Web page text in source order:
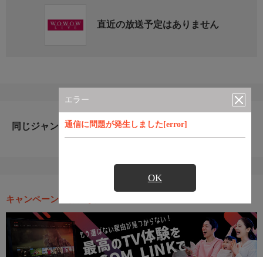
エラー
通信に問題が発生しました[error]
OK
直近の放送予定はありません
同じジャンルのおすすめ番組
キャンペーン・お得な情報